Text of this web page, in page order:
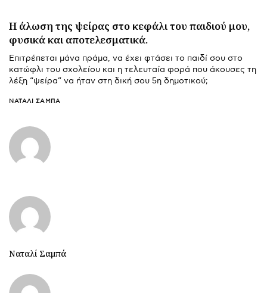
Η άλωση της ψείρας στο κεφάλι του παιδιού μου,
φυσικά και αποτελεσματικά.
Επιτρέπεται μάνα πράμα, να έχει φτάσει το παιδί σου στο
κατώφλι του σχολείου και η τελευταία φορά που άκουσες τη
λέξη “ψείρα” να ήταν στη δική σου 5η δημοτικού;
ΝΑΤΑΛΊ ΣΑΜΠΆ
Ναταλί Σαμπά